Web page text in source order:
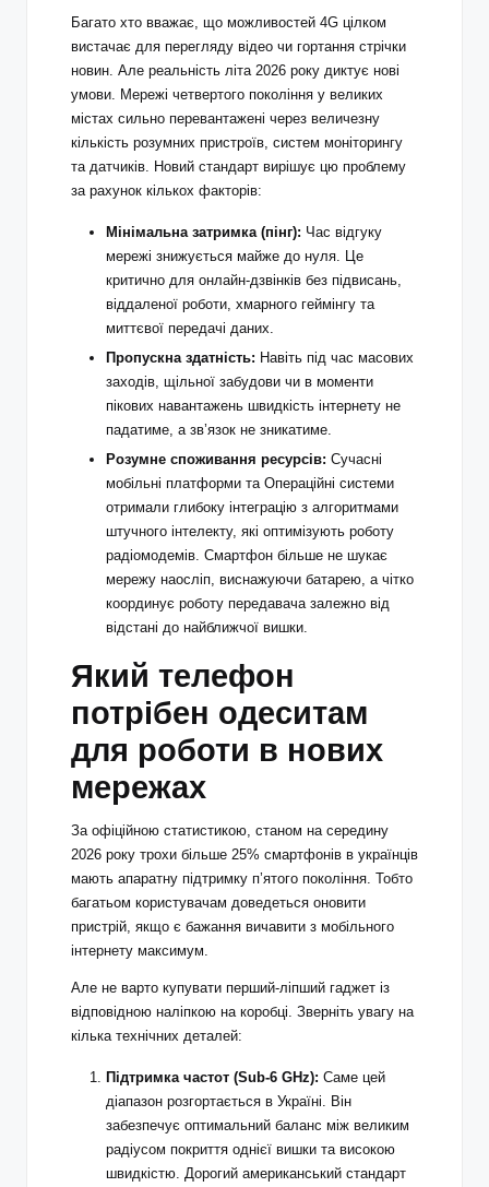
Багато хто вважає, що можливостей 4G цілком
вистачає для перегляду відео чи гортання стрічки
новин. Але реальність літа 2026 року диктує нові
умови. Мережі четвертого покоління у великих
містах сильно перевантажені через величезну
кількість розумних пристроїв, систем моніторингу
та датчиків. Новий стандарт вирішує цю проблему
за рахунок кількох факторів:
Мінімальна затримка (пінг): Час відгуку
мережі знижується майже до нуля. Це
критично для онлайн-дзвінків без підвисань,
віддаленої роботи, хмарного геймінгу та
миттєвої передачі даних.
Пропускна здатність: Навіть під час масових
заходів, щільної забудови чи в моменти
пікових навантажень швидкість інтернету не
падатиме, а зв’язок не зникатиме.
Розумне споживання ресурсів: Сучасні
мобільні платформи та Операційні системи
отримали глибоку інтеграцію з алгоритмами
штучного інтелекту, які оптимізують роботу
радіомодемів. Смартфон більше не шукає
мережу наосліп, виснажуючи батарею, а чітко
координує роботу передавача залежно від
відстані до найближчої вишки.
Який телефон
потрібен одеситам
для роботи в нових
мережах
За офіційною статистикою, станом на середину
2026 року трохи більше 25% смартфонів в українців
мають апаратну підтримку п’ятого покоління. Тобто
багатьом користувачам доведеться оновити
пристрій, якщо є бажання вичавити з мобільного
інтернету максимум.
Але не варто купувати перший-ліпший гаджет із
відповідною наліпкою на коробці. Зверніть увагу на
кілька технічних деталей:
Підтримка частот (Sub-6 GHz): Саме цей
діапазон розгортається в Україні. Він
забезпечує оптимальний баланс між великим
радіусом покриття однієї вишки та високою
швидкістю. Дорогий американський стандарт